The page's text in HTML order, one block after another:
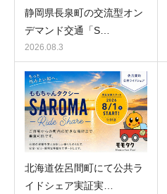
静岡県長泉町の交流型オン
デマンド交通「S…
2026.08.3
北海道佐呂間町にて公共ラ
イドシェア実証実…